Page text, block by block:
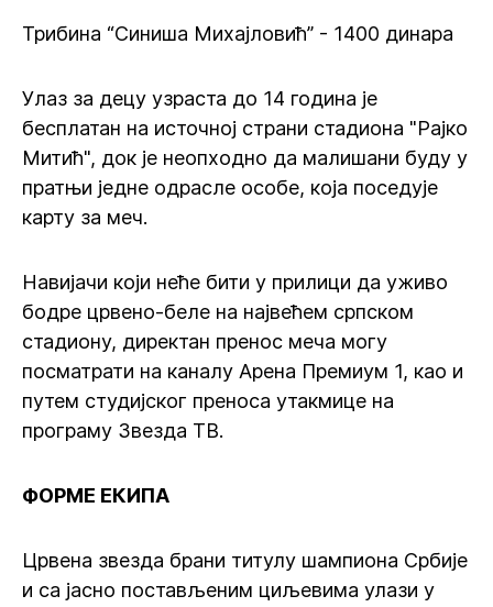
Трибина “Синиша Михајловић” - 1400 динара
Улаз за децу узраста до 14 година је
бесплатан на источној страни стадиона "Рајко
Митић", док је неопходно да малишани буду у
пратњи једне одрасле особе, која поседује
карту за меч.
Навијачи који неће бити у прилици да уживо
бодре црвено-беле на највећем српском
стадиону, директан пренос меча могу
посматрати на каналу Арена Премиум 1, као и
путем студијског преноса утакмице на
програму Звезда ТВ.
ФОРМЕ ЕКИПА
Црвена звезда брани титулу шампиона Србије
и са јасно постављеним циљевима улази у